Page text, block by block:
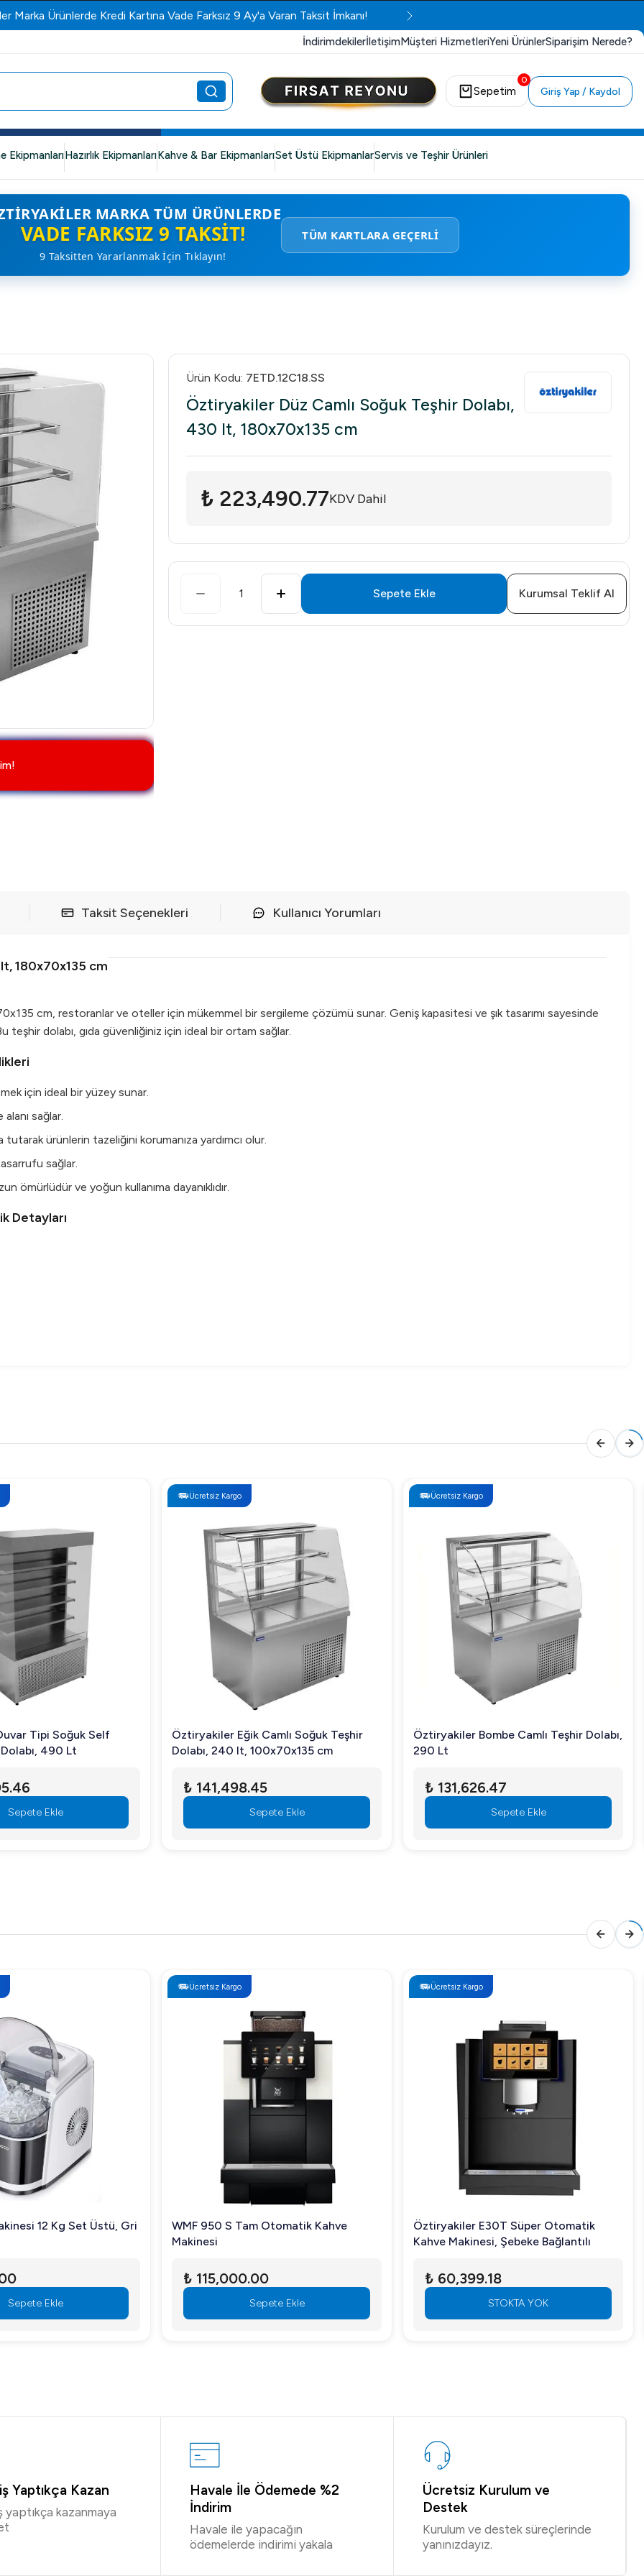
Marka Ürünlerde Kredi Kartına Vade Farksız 9 Ay'a Varan Taksit İmkanı!
İndirimdekilerİletişimMüşteri HizmetleriYeni ÜrünlerSiparişim Nerede?
0
Sepetim Giriş Yap / Kaydol
EkipmanlarıHazırlık EkipmanlarıKahve & Bar EkipmanlarıSet Üstü EkipmanlarServis ve Teşhir Ürünleri
MARKA TÜM ÜRÜNLERDE
VADE FARKSIZ 9 TAKSIT!
9 Taksitten Yararlanmak İçin Tıklayın!
TÜM KARTLARA GEÇERLİ
Ürün Kodu: 7ETD.12C18.SS
Öztiryakiler Düz Camlı Soğuk Teşhir Dolabı,
430 lt, 180x70x135 cm
₺ 223,490.77KDV Dahil
1 Sepete Ekle Kurumsal Teklif Al
Taksit Seçenekleri Kullanıcı Yorumları
180x70x135 cm
cm, restoranlar ve oteller için mükemmel bir sergileme çözümü sunar. Geniş kapasitesi ve şık tasarımı sayesinde
dolabı, gıda güvenliğiniz için ideal bir ortam sağlar.
için ideal bir yüzey sunar.
sağlar.
tutarak ürünlerin tazeliğini korumanıza yardımcı olur.
sağlar.
ömürlüdür ve yoğun kullanıma dayanıklıdır.
Detayları
cm için detaylı fiyat bilgisi almak ve size özel tekliflerinizi değerlendirmek için bizimle iletişime geçebilirsiniz. Her
Tercih Edilmeli?
ve fonksiyonel yapısıyla ön plana çıkar. Kullanıcı dostu yapısı ve dayanıklılığı ile işletmenizde verimliliği artırır. Soğutma
en taze şekilde sunabilirsiniz. Ayrıca, düşük enerji tüketimi ile işletim maliyetlerinizi azaltır.
için uygundur?
diğer işletmeler için idealdir.
Tipi Soğuk Self
490 Lt
Sepete Ekle
Ücretsiz Kargo
Öztiryakiler Eğik Camlı Soğuk Teşhir
Dolabı, 240 lt, 100x70x135 cm
₺ 141,498.45
Sepete Ekle
Ücretsiz Kargo
Öztiryakiler Bombe Camlı Teşhir Dolabı,
290 Lt
₺ 131,626.47
Sepete Ekle
12 Kg Set Üstü, Gri
Sepete Ekle
Ücretsiz Kargo
WMF 950 S Tam Otomatik Kahve
Makinesi
₺ 115,000.00
Sepete Ekle
Ücretsiz Kargo
Öztiryakiler E30T Süper Otomatik
Kahve Makinesi, Şebeke Bağlantılı
₺ 60,399.18
STOKTA YOK
Yaptıkça Kazan
yaptıkça kazanmaya
Havale İle Ödemede %2
İndirim
Havale ile yapacağın
ödemelerde indirimi yakala
Ücretsiz Kurulum ve
Destek
Kurulum ve destek süreçlerinde
yanınızdayız.